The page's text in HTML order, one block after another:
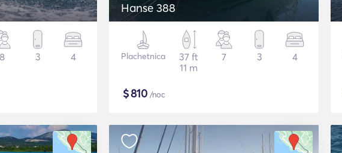
8 3 4
Hanse 388
Plachetnica
37 ft
11 m
7 3 4
$810 /noc